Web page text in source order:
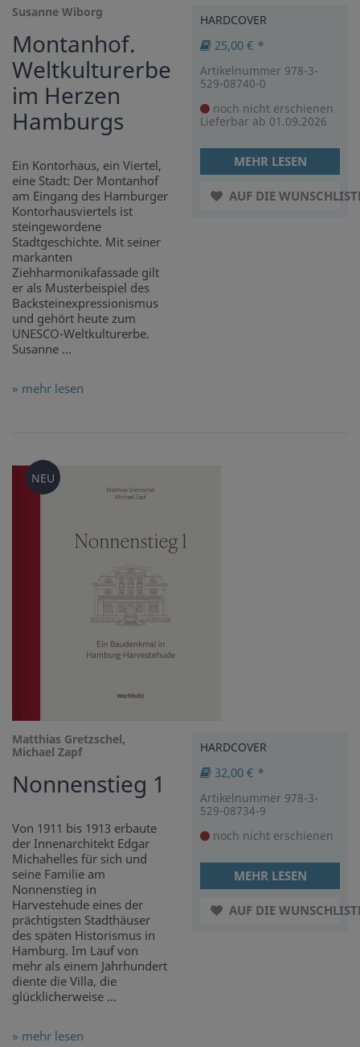
Susanne Wiborg
Montanhof.
Weltkulturerbe
im Herzen
Hamburgs
Ein Kontorhaus, ein Viertel,
eine Stadt: Der Montanhof
am Eingang des Hamburger
Kontorhausviertels ist
steingewordene
Stadtgeschichte. Mit seiner
markanten
Ziehharmonikafassade gilt
er als Musterbeispiel des
Backsteinexpressionismus
und gehört heute zum
UNESCO-Weltkulturerbe.
Susanne ...
» mehr lesen
HARDCOVER
25,00 € *
Artikelnummer 978-3-
529-08740-0
noch nicht erschienen
Lieferbar ab 01.09.2026
MEHR LESEN
AUF DIE
NEU
Matthias Gretzschel,
Michael Zapf
Nonnenstieg 1
Von 1911 bis 1913 erbaute
der Innenarchitekt Edgar
Michahelles für sich und
seine Familie am
Nonnenstieg in
Harvestehude eines der
prächtigsten Stadthäuser
des späten Historismus in
Hamburg. Im Lauf von
mehr als einem Jahrhundert
diente die Villa, die
glücklicherweise ...
» mehr lesen
HARDCOVER
32,00 € *
Artikelnummer 978-3-
529-08734-9
noch nicht erschienen
MEHR LESEN
AUF DIE